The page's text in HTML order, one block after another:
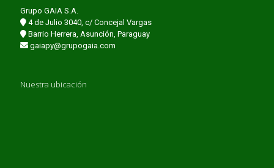
Grupo GAIA S.A.
4 de Julio 3040, c/ Concejal Vargas
Barrio Herrera, Asunción, Paraguay
gaiapy@grupogaia.com
Nuestra ubicación